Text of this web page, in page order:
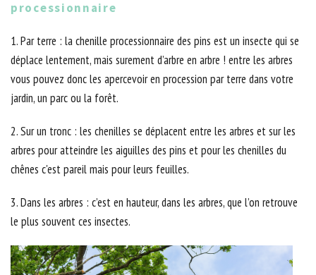
processionnaire
1. Par terre : la chenille processionnaire des pins est un insecte qui se
déplace lentement, mais surement d’arbre en arbre ! entre les arbres
vous pouvez donc les apercevoir en procession par terre dans votre
jardin, un parc ou la forêt.
2. Sur un tronc : les chenilles se déplacent entre les arbres et sur les
arbres pour atteindre les aiguilles des pins et pour les chenilles du
chênes c'est pareil mais pour leurs feuilles.
3. Dans les arbres : c’est en hauteur, dans les arbres, que l’on retrouve
le plus souvent ces insectes.